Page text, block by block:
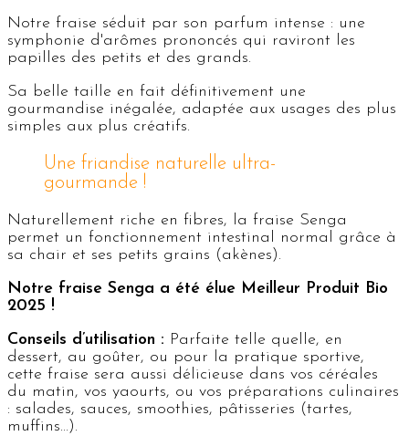
Notre fraise séduit par son parfum intense : une
symphonie d'arômes prononcés qui raviront les
papilles des petits et des grands.
Sa belle taille en fait définitivement une
gourmandise inégalée, adaptée aux usages des plus
simples aux plus créatifs.
Une friandise naturelle ultra-
gourmande !
Naturellement riche en fibres, la fraise Senga
permet un fonctionnement intestinal normal grâce à
sa chair et ses petits grains (akènes).
Notre fraise Senga a été élue Meilleur Produit Bio
2025 !
Conseils d’utilisation : Parfaite telle quelle, en
dessert, au goûter, ou pour la pratique sportive,
cette fraise sera aussi délicieuse dans vos céréales
du matin, vos yaourts, ou vos préparations culinaires
: salades, sauces, smoothies, pâtisseries (tartes,
muffins…).